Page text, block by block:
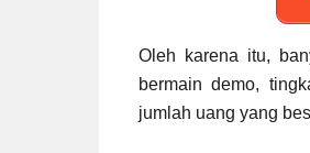
Oleh karena itu,
bermain demo,
jumlah uang yang